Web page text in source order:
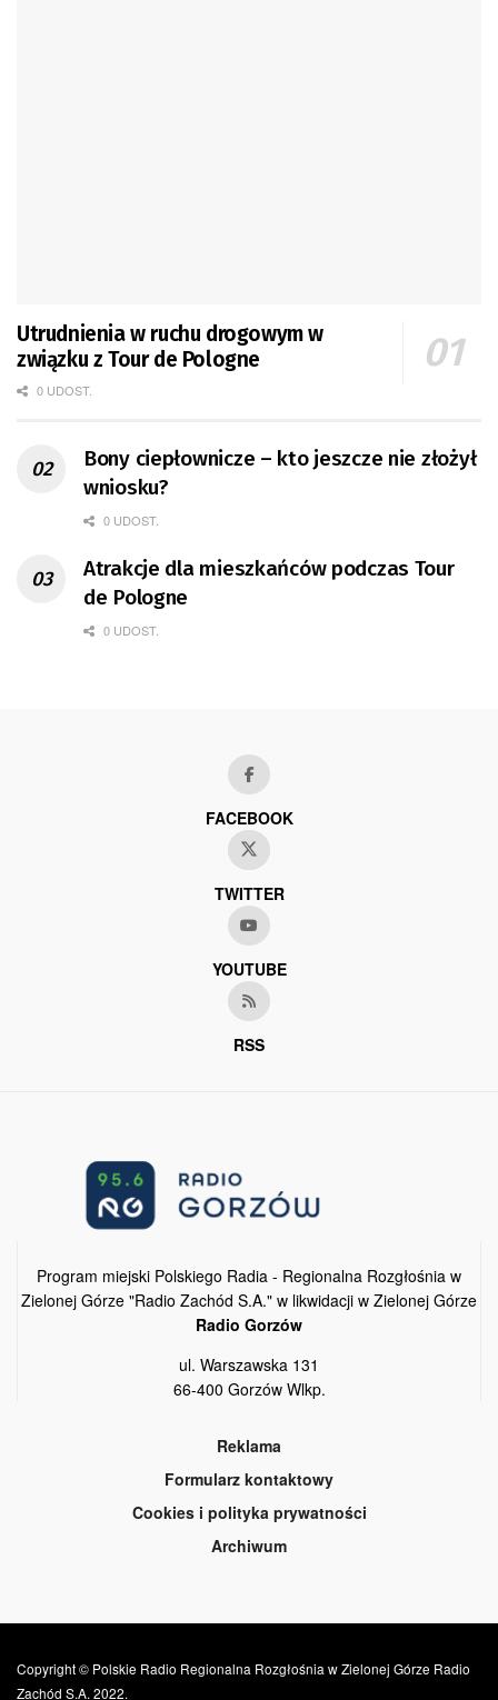
Utrudnienia w ruchu drogowym w
związku z Tour de Pologne
0 UDOST.
Bony ciepłownicze – kto jeszcze nie złożył
wniosku?
0 UDOST.
Atrakcje dla mieszkańców podczas Tour
de Pologne
0 UDOST.
FACEBOOK
TWITTER
YOUTUBE
RSS
Program miejski Polskiego Radia - Regionalna Rozgłośnia w
Zielonej Górze "Radio Zachód S.A." w likwidacji w Zielonej Górze
Radio Gorzów
ul. Warszawska 131
66-400 Gorzów Wlkp.
Reklama
Formularz kontaktowy
Cookies i polityka prywatności
Archiwum
Copyright © Polskie Radio Regionalna Rozgłośnia w Zielonej Górze Radio
Zachód S.A. 2022.